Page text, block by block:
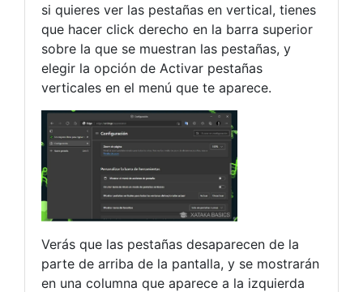
si quieres ver las pestañas en vertical, tienes
que hacer click derecho en la barra superior
sobre la que se muestran las pestañas, y
elegir la opción de Activar pestañas
verticales en el menú que te aparece.
Verás que las pestañas desaparecen de la
parte de arriba de la pantalla, y se mostrarán
en una columna que aparece a la izquierda